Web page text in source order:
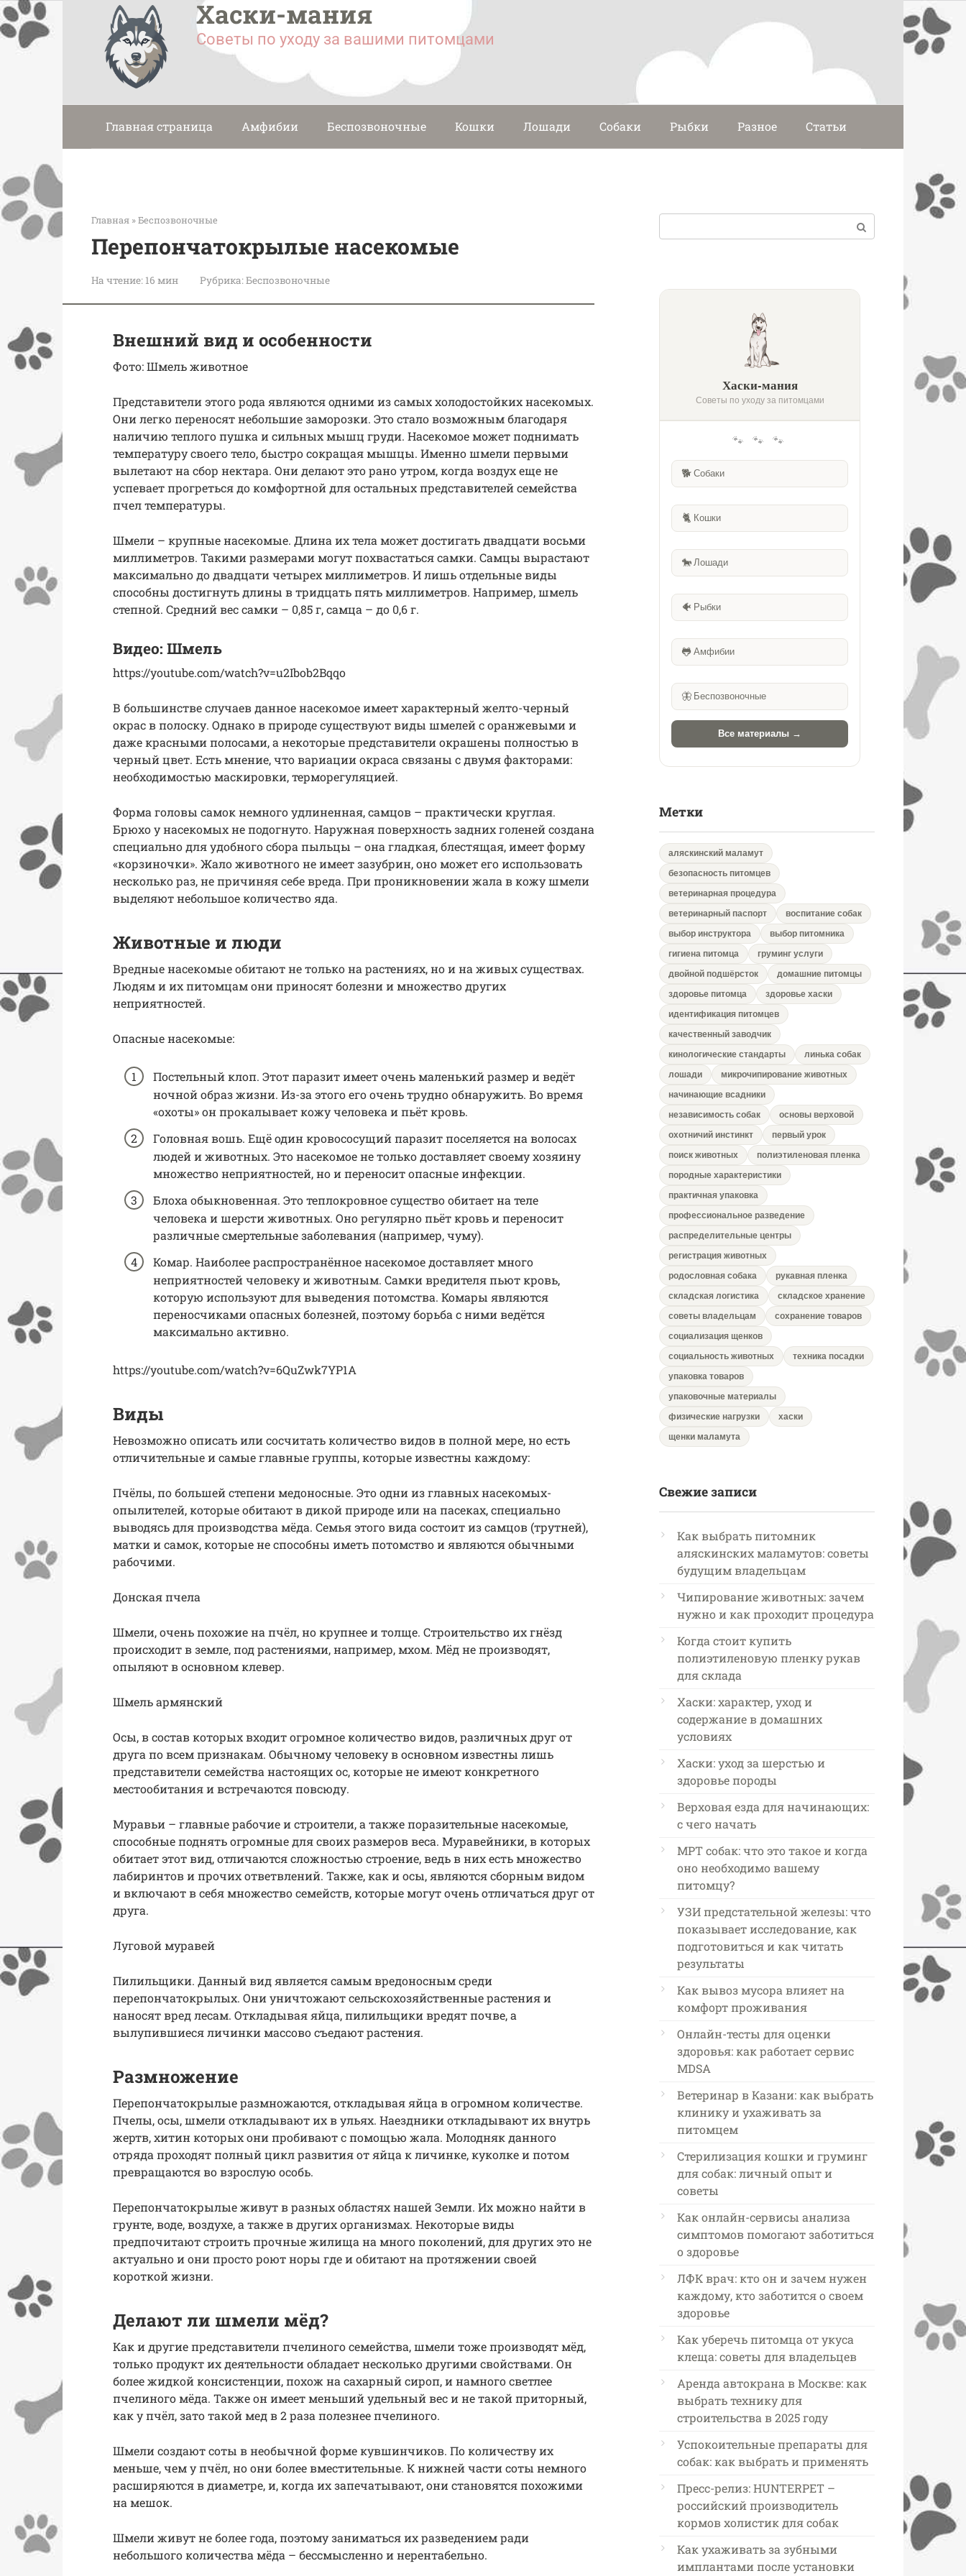
Перейти
к
контенту
Хаски-мания
Советы по уходу за вашими питомцами
Главная страница Амфибии Беспозвоночные Кошки Лошади Собаки Рыбки Разное Статьи
Главная »Беспозвоночные
Перепончатокрылые насекомые
На чтение: 16 мин Рубрика:Беспозвоночные
Внешний вид и особенности
Фото: Шмель животное
Представители этого рода являются одними из самых холодостойких насекомых.
Они легко переносят небольшие заморозки. Это стало возможным благодаря
наличию теплого пушка и сильных мышц груди. Насекомое может поднимать
температуру своего тело, быстро сокращая мышцы. Именно шмели первыми
вылетают на сбор нектара. Они делают это рано утром, когда воздух еще не
успевает прогреться до комфортной для остальных представителей семейства
пчел температуры.
Шмели – крупные насекомые. Длина их тела может достигать двадцати восьми
миллиметров. Такими размерами могут похвастаться самки. Самцы вырастают
максимально до двадцати четырех миллиметров. И лишь отдельные виды
способны достигнуть длины в тридцать пять миллиметров. Например, шмель
степной. Средний вес самки – 0,85 г, самца – до 0,6 г.
Видео: Шмель
https://youtube.com/watch?v=u2Ibob2Bqqo
В большинстве случаев данное насекомое имеет характерный желто-черный
окрас в полоску. Однако в природе существуют виды шмелей с оранжевыми и
даже красными полосами, а некоторые представители окрашены полностью в
черный цвет. Есть мнение, что вариации окраса связаны с двумя факторами:
необходимостью маскировки, терморегуляцией.
Форма головы самок немного удлиненная, самцов – практически круглая.
Брюхо у насекомых не подогнуто. Наружная поверхность задних голеней создана
специально для удобного сбора пыльцы – она гладкая, блестящая, имеет форму
«корзиночки». Жало животного не имеет зазубрин, оно может его использовать
несколько раз, не причиняя себе вреда. При проникновении жала в кожу шмели
выделяют небольшое количество яда.
Животные и люди
Вредные насекомые обитают не только на растениях, но и на живых существах.
Людям и их питомцам они приносят болезни и множество других
неприятностей.
Опасные насекомые:
Постельный клоп. Этот паразит имеет очень маленький размер и ведёт
ночной образ жизни. Из-за этого его очень трудно обнаружить. Во время
«охоты» он прокалывает кожу человека и пьёт кровь.
Головная вошь. Ещё один кровососущий паразит поселяется на волосах
людей и животных. Это насекомое не только доставляет своему хозяину
множество неприятностей, но и переносит опасные инфекции.
Блоха обыкновенная. Это теплокровное существо обитает на теле
человека и шерсти животных. Оно регулярно пьёт кровь и переносит
различные смертельные заболевания (например, чуму).
Комар. Наиболее распространённое насекомое доставляет много
неприятностей человеку и животным. Самки вредителя пьют кровь,
которую используют для выведения потомства. Комары являются
переносчиками опасных болезней, поэтому борьба с ними ведётся
максимально активно.
https://youtube.com/watch?v=6QuZwk7YP1A
Виды
Невозможно описать или сосчитать количество видов в полной мере, но есть
отличительные и самые главные группы, которые известны каждому:
Пчёлы, по большей степени медоносные. Это одни из главных насекомых-
опылителей, которые обитают в дикой природе или на пасеках, специально
выводясь для производства мёда. Семья этого вида состоит из самцов (трутней),
матки и самок, которые не способны иметь потомство и являются обычными
рабочими.
Донская пчела
Шмели, очень похожие на пчёл, но крупнее и толще. Строительство их гнёзд
происходит в земле, под растениями, например, мхом. Мёд не производят,
опыляют в основном клевер.
Шмель армянский
Осы, в состав которых входит огромное количество видов, различных друг от
друга по всем признакам. Обычному человеку в основном известны лишь
представители семейства настоящих ос, которые не имеют конкретного
местообитания и встречаются повсюду.
Муравьи – главные рабочие и строители, а также поразительные насекомые,
способные поднять огромные для своих размеров веса. Муравейники, в которых
обитает этот вид, отличаются сложностью строение, ведь в них есть множество
лабиринтов и прочих ответвлений. Также, как и осы, являются сборным видом
и включают в себя множество семейств, которые могут очень отличаться друг от
друга.
Луговой муравей
Пилильщики. Данный вид является самым вредоносным среди
перепончатокрылых. Они уничтожают сельскохозяйственные растения и
наносят вред лесам. Откладывая яйца, пилильщики вредят почве, а
вылупившиеся личинки массово съедают растения.
Размножение
Перепончатокрылые размножаются, откладывая яйца в огромном количестве.
Пчелы, осы, шмели откладывают их в ульях. Наездники откладывают их внутрь
жертв, хитин которых они пробивают с помощью жала. Молодняк данного
отряда проходят полный цикл развития от яйца к личинке, куколке и потом
превращаются во взрослую особь.
Перепончатокрылые живут в разных областях нашей Земли. Их можно найти в
грунте, воде, воздухе, а также в других организмах. Некоторые виды
предпочитают строить прочные жилища на много поколений, для других это не
актуально и они просто роют норы где и обитают на протяжении своей
короткой жизни.
Делают ли шмели мёд?
Как и другие представители пчелиного семейства, шмели тоже производят мёд,
только продукт их деятельности обладает несколько другими свойствами. Он
более жидкой консистенции, похож на сахарный сироп, и намного светлее
пчелиного мёда. Также он имеет меньший удельный вес и не такой приторный,
как у пчёл, зато такой мед в 2 раза полезнее пчелиного.
Шмели создают соты в необычной форме кувшинчиков. По количеству их
меньше, чем у пчёл, но они более вместительные. К нижней части соты немного
расширяются в диаметре, и, когда их запечатывают, они становятся похожими
на мешок.
Шмели живут не более года, поэтому заниматься их разведением ради
небольшого количества мёда – бессмысленно и нерентабельно.
Хаски-мания
Советы по уходу за питомцами
🐾 🐾 🐾
🐕 Собаки
🐈 Кошки
🐎 Лошади
🐠 Рыбки
🐸 Амфибии
🦋 Беспозвоночные
Все материалы →
Метки
аляскинский маламут
безопасность питомцев
ветеринарная процедура
ветеринарный паспорт
воспитание собак
выбор инструктора
выбор питомника
гигиена питомца
груминг услуги
двойной подшёрсток
домашние питомцы
здоровье питомца
здоровье хаски
идентификация питомцев
качественный заводчик
кинологические стандарты
линька собак
лошади
микрочипирование животных
начинающие всадники
независимость собак
основы верховой
охотничий инстинкт
первый урок
поиск животных
полиэтиленовая пленка
породные характеристики
практичная упаковка
профессиональное разведение
распределительные центры
регистрация животных
родословная собака
рукавная пленка
складская логистика
складское хранение
советы владельцам
сохранение товаров
социализация щенков
социальность животных
техника посадки
упаковка товаров
упаковочные материалы
физические нагрузки
хаски
щенки маламута
Свежие записи
Как выбрать питомник
аляскинских маламутов: советы
будущим владельцам
Чипирование животных: зачем
нужно и как проходит процедура
Когда стоит купить
полиэтиленовую пленку рукав
для склада
Хаски: характер, уход и
содержание в домашних
условиях
Хаски: уход за шерстью и
здоровье породы
Верховая езда для начинающих:
с чего начать
МРТ собак: что это такое и когда
оно необходимо вашему
питомцу?
УЗИ предстательной железы: что
показывает исследование, как
подготовиться и как читать
результаты
Как вывоз мусора влияет на
комфорт проживания
Онлайн-тесты для оценки
здоровья: как работает сервис
MDSA
Ветеринар в Казани: как выбрать
клинику и ухаживать за
питомцем
Стерилизация кошки и груминг
для собак: личный опыт и
советы
Как онлайн-сервисы анализа
симптомов помогают заботиться
о здоровье
ЛФК врач: кто он и зачем нужен
каждому, кто заботится о своем
здоровье
Как уберечь питомца от укуса
клеща: советы для владельцев
Аренда автокрана в Москве: как
выбрать технику для
строительства в 2025 году
Успокоительные препараты для
собак: как выбрать и применять
Пресс-релиз: HUNTERPET –
российский производитель
кормов холистик для собак
Как ухаживать за зубными
имплантами после установки